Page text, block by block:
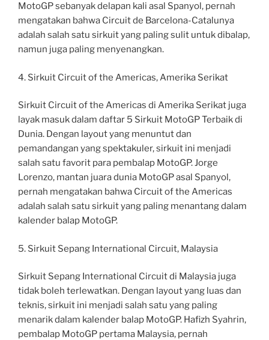
MotoGP sebanyak delapan kali asal Spanyol, pernah
mengatakan bahwa Circuit de Barcelona-Catalunya
adalah salah satu sirkuit yang paling sulit untuk dibalap,
namun juga paling menyenangkan.
4. Sirkuit Circuit of the Americas, Amerika Serikat
Sirkuit Circuit of the Americas di Amerika Serikat juga
layak masuk dalam daftar 5 Sirkuit MotoGP Terbaik di
Dunia. Dengan layout yang menuntut dan
pemandangan yang spektakuler, sirkuit ini menjadi
salah satu favorit para pembalap MotoGP. Jorge
Lorenzo, mantan juara dunia MotoGP asal Spanyol,
pernah mengatakan bahwa Circuit of the Americas
adalah salah satu sirkuit yang paling menantang dalam
kalender balap MotoGP.
5. Sirkuit Sepang International Circuit, Malaysia
Sirkuit Sepang International Circuit di Malaysia juga
tidak boleh terlewatkan. Dengan layout yang luas dan
teknis, sirkuit ini menjadi salah satu yang paling
menarik dalam kalender balap MotoGP. Hafizh Syahrin,
pembalap MotoGP pertama Malaysia, pernah